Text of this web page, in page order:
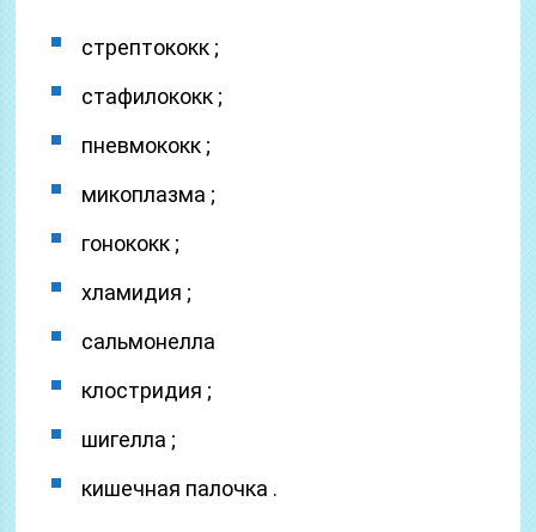
стрептококк ;
стафилококк ;
пневмококк ;
микоплазма ;
гонококк ;
хламидия ;
сальмонелла
клостридия ;
шигелла ;
кишечная палочка .